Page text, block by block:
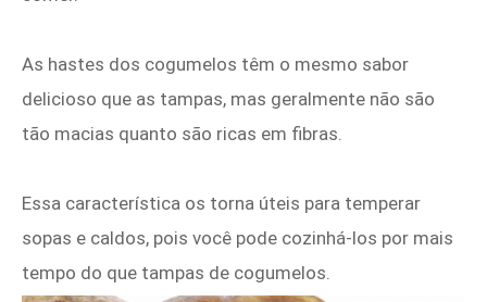
As hastes dos cogumelos têm o mesmo sabor
delicioso que as tampas, mas geralmente não são
tão macias quanto são ricas em fibras.
Essa característica os torna úteis para temperar
sopas e caldos, pois você pode cozinhá-los por mais
tempo do que tampas de cogumelos.